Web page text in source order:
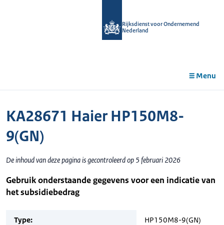
Rijksdienst voor Ondernemend
Nederland
Menu
KA28671 Haier HP150M8-
9(GN)
De inhoud van deze pagina is gecontroleerd op 5 februari 2026
Gebruik onderstaande gegevens voor een indicatie van
het subsidiebedrag
Type: HP150M8-9(GN)